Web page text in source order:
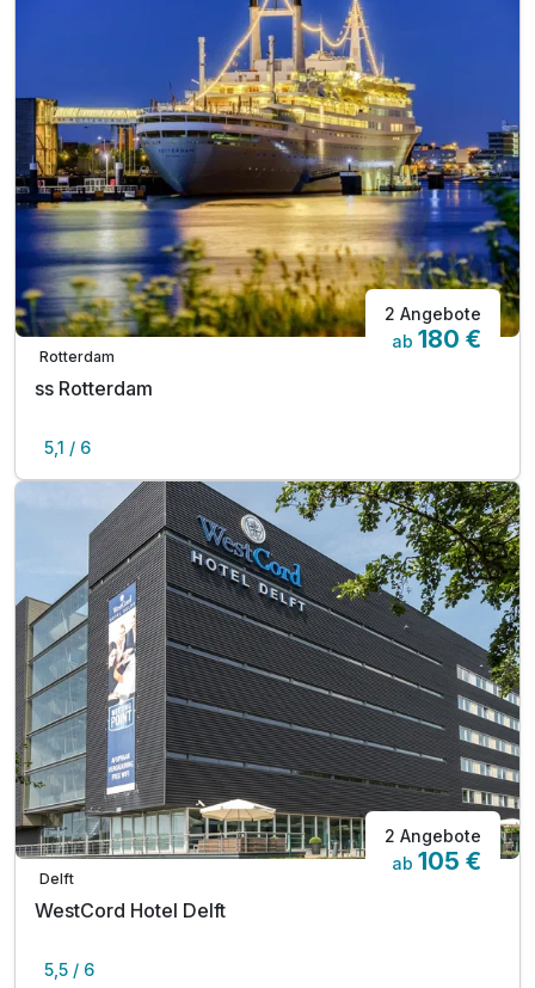
Rotterdam
2 Angebote
ab 180 €
ss Rotterdam
5,1 / 6
Delft
2 Angebote
ab 105 €
WestCord Hotel Delft
5,5 / 6